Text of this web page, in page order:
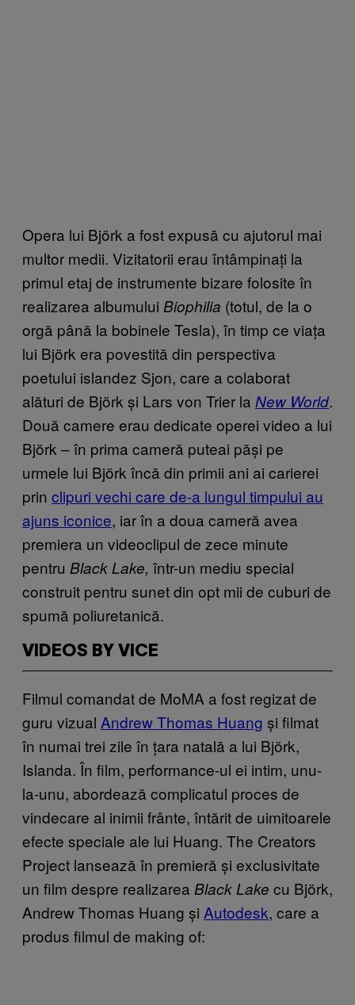
Opera lui Björk a fost expusă cu ajutorul mai
multor medii. Vizitatorii erau întâmpinați la
primul etaj de instrumente bizare folosite în
realizarea albumului Biophilia (totul, de la o
orgă până la bobinele Tesla), în timp ce viața
lui Björk era povestită din perspectiva
poetului islandez Sjon, care a colaborat
alături de Björk și Lars von Trier la New World.
Două camere erau dedicate operei video a lui
Björk – în prima cameră puteai păși pe
urmele lui Björk încă din primii ani ai carierei
prin clipuri vechi care de-a lungul timpului au
ajuns iconice, iar în a doua cameră avea
premiera un videoclipul de zece minute
pentru Black Lake, într-un mediu special
construit pentru sunet din opt mii de cuburi de
spumă poliuretanică.
VIDEOS BY VICE
Filmul comandat de MoMA a fost regizat de
guru vizual Andrew Thomas Huang și filmat
în numai trei zile în țara natală a lui Björk,
Islanda. În film, performance-ul ei intim, unu-
la-unu, abordează complicatul proces de
vindecare al inimii frânte, întărit de uimitoarele
efecte speciale ale lui Huang. The Creators
Project lansează în premieră și exclusivitate
un film despre realizarea Black Lake cu Björk,
Andrew Thomas Huang și Autodesk, care a
produs filmul de making of: